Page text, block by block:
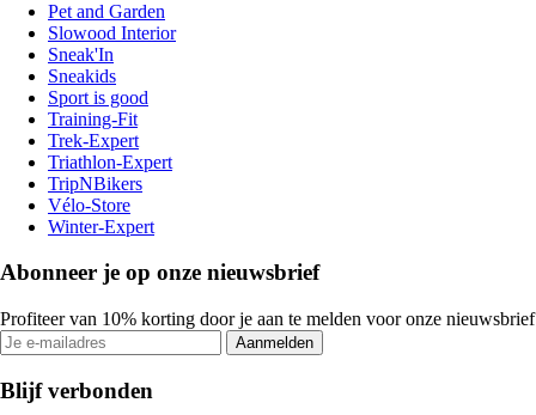
Pet and Garden
Slowood Interior
Sneak'In
Sneakids
Sport is good
Training-Fit
Trek-Expert
Triathlon-Expert
TripNBikers
Vélo-Store
Winter-Expert
Abonneer je op onze nieuwsbrief
Profiteer van 10% korting door je aan te melden voor onze nieuwsbrief
Aanmelden
Blijf verbonden